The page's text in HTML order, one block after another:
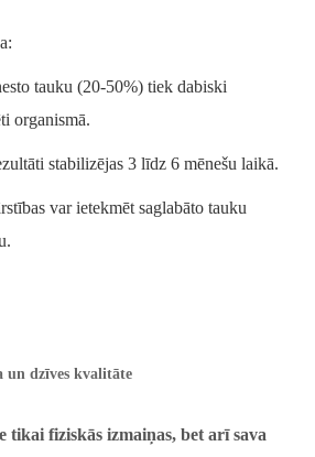
tauku (20-50%) tiek dabiski
organismā.
stabilizējas 3 līdz 6 mēnešu laikā.
var ietekmēt saglabāto tauku
un dzīves kvalitāte
tikai fiziskās izmaiņas, bet arī sava